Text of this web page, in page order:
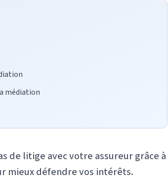
médiation
de litige avec votre assureur grâce à
mieux défendre vos intérêts.